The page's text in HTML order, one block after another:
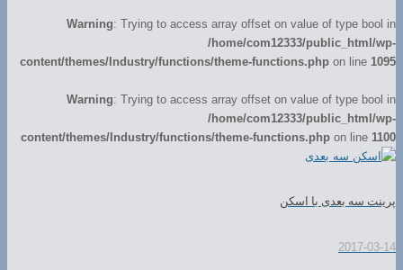
Warning: Trying to access array offset on value of type bool in
/home/com12333/public_html/wp-
content/themes/Industry/functions/theme-functions.php on line 1095
Warning: Trying to access array offset on value of type bool in
/home/com12333/public_html/wp-
content/themes/Industry/functions/theme-functions.php on line 1100
پرینت سه بعدی با اسکن
2017-03-14